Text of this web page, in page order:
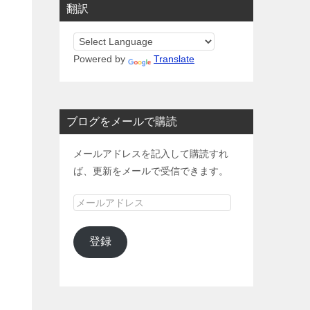
翻訳
Powered by Translate
ブログをメールで購読
メールアドレスを記入して購読すれ
ば、更新をメールで受信できます。
メ
ル
ア
登録